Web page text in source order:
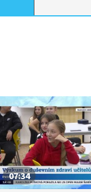
07:34